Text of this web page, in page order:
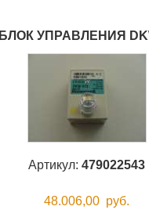
БЛОК УПРАВЛЕНИЯ
Артикул: 479022543
48.006,00 руб.